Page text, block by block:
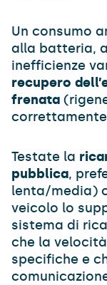
Un consumo
alla batteria,
inefficienze
recupero
frenata
Testate la
pubblica,
lenta/media)
veicolo lo
sistema di
che la
specifiche e